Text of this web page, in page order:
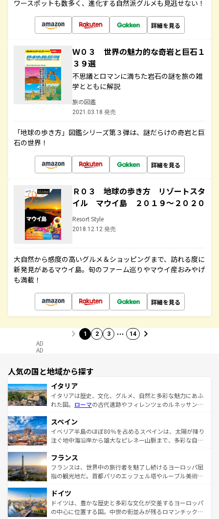
ワースポットも数多く、進化する自然派グルメも見逃せない！
詳細を見る
Ｗ０３ 世界の魅力的な奇岩と巨石１
３９選
不思議とロマンに満ちた岩石の謎を旅の雑
学とともに解説
旅の図鑑
2021.03.18 発売
「地球の歩き方」図鑑シリーズ第３弾は、謎だらけの奇岩と巨
石の世界！
詳細を見る
Ｒ０３ 地球の歩き方 リゾートスタ
イル マウイ島 ２０１９～２０２０
Resort Style
2018.12.12 発売
大自然から感度の高いグルメ＆ショッピングまで、訪れる度に
新発見があるマウイ島。旬のファーム巡りやマウイ産おみやげ
も満載！
詳細を見る
1 2 3 … 14
AD
AD
人気の国と地域から探す
イタリア
イタリアは歴史、文化、グルメ、自然と多彩な魅力にあふ
れた国。 ローマの古代遺跡やフィレンツェのルネッサンス
ろん、トスカーナの美しい田園風景やアマルフィ海岸の絶
景など、自然景観も見逃せない。観光の合間には、本場の
ピザやパスタなど、絶品のイタリア料理を堪能することも
ませてくれるイタリアで、忘れられない旅をしてみよう！
なお、新着のイタリア情報はコンテンツ一覧 を参照してほ
しい。
スペイン
イベリア半島のほぼ80％を占めるスペインは、太陽が降り
注ぐ地中海沿岸から雄大なピレネー山脈まで、多彩な自然
文化が根付くこの国では、情熱的なフラメンコ、熱気あふ
れる闘牛、そして美味しいタパスが生活の一部となってい
る。首都マドリードの洗練された雰囲気や、バルセロナの
の城塞都市、穏やかなビーチリゾートまで多彩な表情を見
せる。地方によって風土や気候が異なるスペインはその個
性で訪れる人を魅了する。 なお、新着のスペイン情報はコ
フランス
フランスは、世界中の旅行者を魅了し続けるヨーロッパ屈
指の観光地だ。首都パリのエッフェル塔やルーブル美術館
で、幅広い魅力が詰まっている。華麗な宮殿、歴史的な大
聖堂、美しいビーチ、そして豊かな自然が、訪れる者を心
から魅了する。また、フランスは美食の国としても知ら
ドイツ
ドイツは、豊かな歴史と多彩な文化が交差するヨーロッパ
の中心に位置する国。中世の街並みが残るロマンチック街